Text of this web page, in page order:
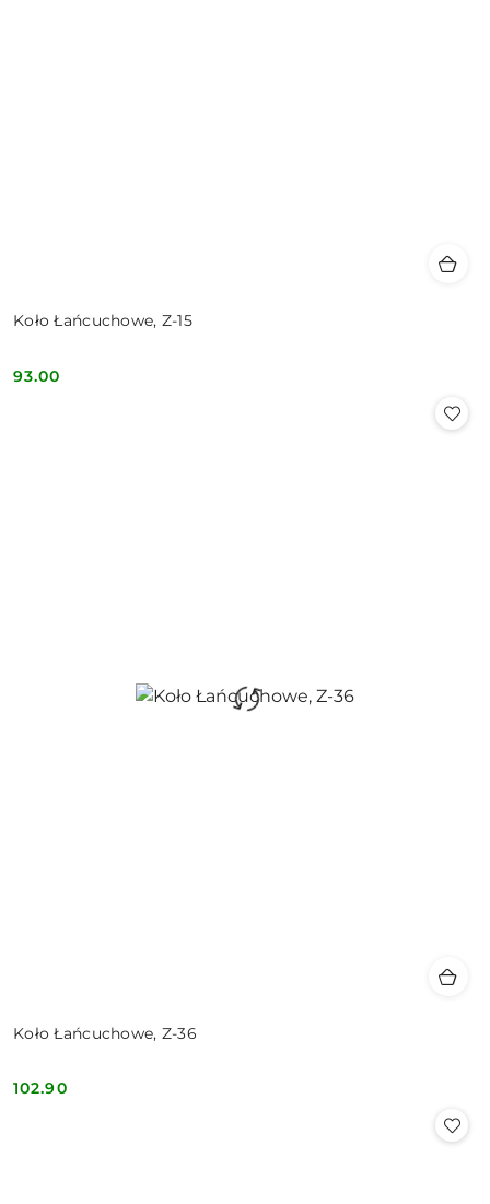
Koło Łańcuchowe, Z-15
Cena:
93.00
Koło Łańcuchowe, Z-36
Cena:
102.90